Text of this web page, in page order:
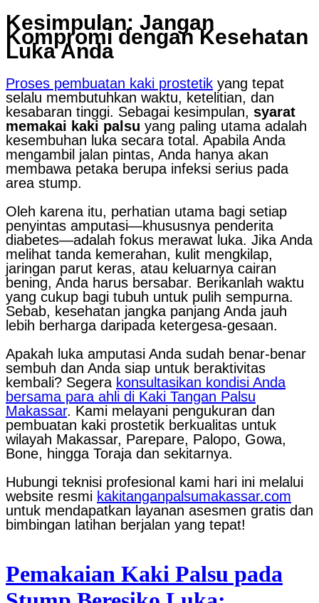
Kesimpulan: Jangan
Kompromi dengan Kesehatan
Luka Anda
Proses pembuatan kaki prostetik yang tepat
selalu membutuhkan waktu, ketelitian, dan
kesabaran tinggi. Sebagai kesimpulan, syarat
memakai kaki palsu yang paling utama adalah
kesembuhan luka secara total. Apabila Anda
mengambil jalan pintas, Anda hanya akan
membawa petaka berupa infeksi serius pada
area stump.
Oleh karena itu, perhatian utama bagi setiap
penyintas amputasi—khususnya penderita
diabetes—adalah fokus merawat luka. Jika Anda
melihat tanda kemerahan, kulit mengkilap,
jaringan parut keras, atau keluarnya cairan
bening, Anda harus bersabar. Berikanlah waktu
yang cukup bagi tubuh untuk pulih sempurna.
Sebab, kesehatan jangka panjang Anda jauh
lebih berharga daripada ketergesa-gesaan.
Apakah luka amputasi Anda sudah benar-benar
sembuh dan Anda siap untuk beraktivitas
kembali? Segera konsultasikan kondisi Anda
bersama para ahli di Kaki Tangan Palsu
Makassar. Kami melayani pengukuran dan
pembuatan kaki prostetik berkualitas untuk
wilayah Makassar, Parepare, Palopo, Gowa,
Bone, hingga Toraja dan sekitarnya.
Hubungi teknisi profesional kami hari ini melalui
website resmi kakitanganpalsumakassar.com
untuk mendapatkan layanan asesmen gratis dan
bimbingan latihan berjalan yang tepat!
Pemakaian Kaki Palsu pada